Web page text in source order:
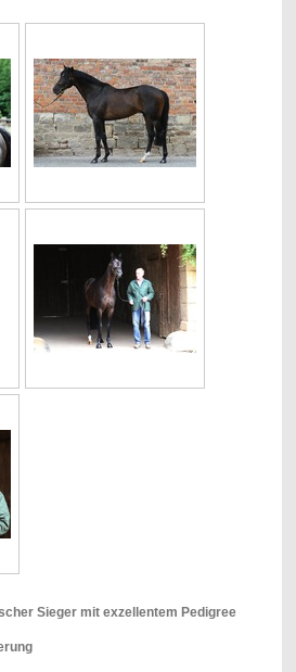
Sieger mit exzellentem Pedigree